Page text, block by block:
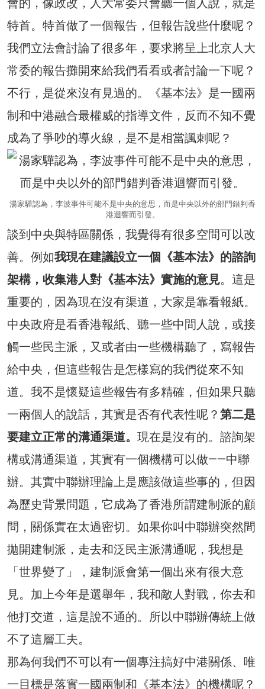
特首。特首做了一個報告，但報告說些什麼呢？
我們立法會討論了很多年，要求將呈上北京人大
常委的報告攤開來給我們看看或者討論一下呢？
不行，是從來沒有見過的。《基本法》是一國兩
制和中港融合最權威的指導文件，反而不知不覺
成為了爭吵的導火線，是不是相當諷刺呢？
湯家驊認為，李波事件可能不是中央的意思，而是中央以外的部門錯判香
港迴響而引發。
談到中央與特區關係，我覺得有很多空間可以改
善。例如我現在建議設立一個《基本法》的諮詢
架構，收集港人對《基本法》實施的意見。這是
重要的，因為現在沒有渠道，大家是靠看報紙。
中央政府是看香港報紙、聽一些中間人說，或接
觸一些民主派，又或者由一些機構聽了，寫報告
給中央，但這些報告是怎樣寫的我們從來不知
道。我不是懷疑這些報告有多精確，但如果只聽
一兩個人的說話，其實是否有代表性呢？ 第二是
要建立正常的溝通渠道。 現在是沒有的。諮詢架
構或溝通渠道，其實有一個機構可以做——中聯
辦。其實中聯辦理論上是應該做這些事的，但因
為歷史背景問題，它成為了香港所謂建制派的顧
問，關係實在太過密切。如果你叫中聯辦突然間
拋開建制派，走去和泛民主派溝通呢，我想是
「世界變了」，建制派會第一個出來有很大意
見。加上今年是選舉年，我和敵人對戰，你去和
他打交道，這是說不通的。所以中聯辦傳統上做
不了這層工夫。
那為何我們不可以有一個專注搞好中港關係、唯
一目標是落實一國兩制和《基本法》的機構呢？